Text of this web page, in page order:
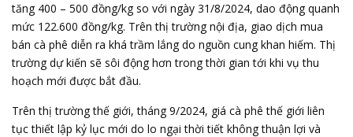
tăng 400 – 500 đồng/kg so với ngày 31/8/2024, dao động quanh
mức 122.600 đồng/kg. Trên thị trường nội địa, giao dịch mua
bán cà phê diễn ra khá trầm lắng do nguồn cung khan hiếm. Thị
trường dự kiến sẽ sôi động hơn trong thời gian tới khi vụ thu
hoạch mới được bắt đầu.
Trên thị trường thế giới, tháng 9/2024, giá cà phê thế giới liên
tục thiết lập kỷ lục mới do lo ngại thời tiết không thuận lợi và